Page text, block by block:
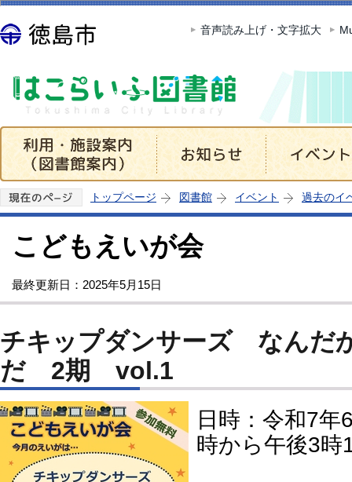
この
音声読み上げ・文字拡大
トップページ 図書館 イベント 過去のイ
こどもえいが会
最終更新日：2025年5月15日
チキップダンサーズ なんだ
だ 2期 vol.1
日時：令和7
時から午後3時